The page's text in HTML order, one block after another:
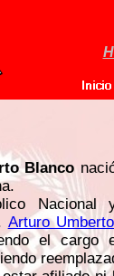
Blanco
Arturo
el cargo